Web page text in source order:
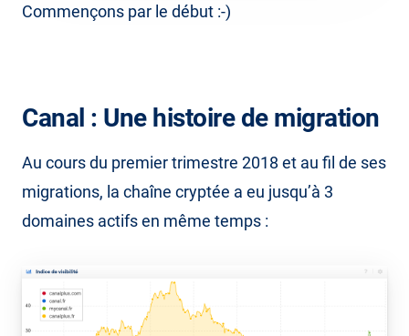
Commençons par le début :-)
Canal : Une histoire de migration
Au cours du premier trimestre 2018 et au fil de ses
migrations, la chaîne cryptée a eu jusqu’à 3
domaines actifs en même temps :